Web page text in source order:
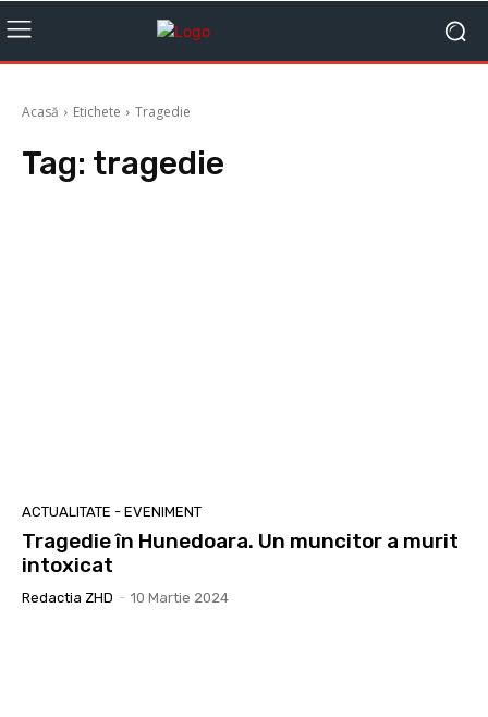
Acasă Etichete Tragedie
Tag: tragedie
ACTUALITATE - EVENIMENT
Tragedie în Hunedoara. Un muncitor a murit
intoxicat
Redactia ZHD - 10 Martie 2024